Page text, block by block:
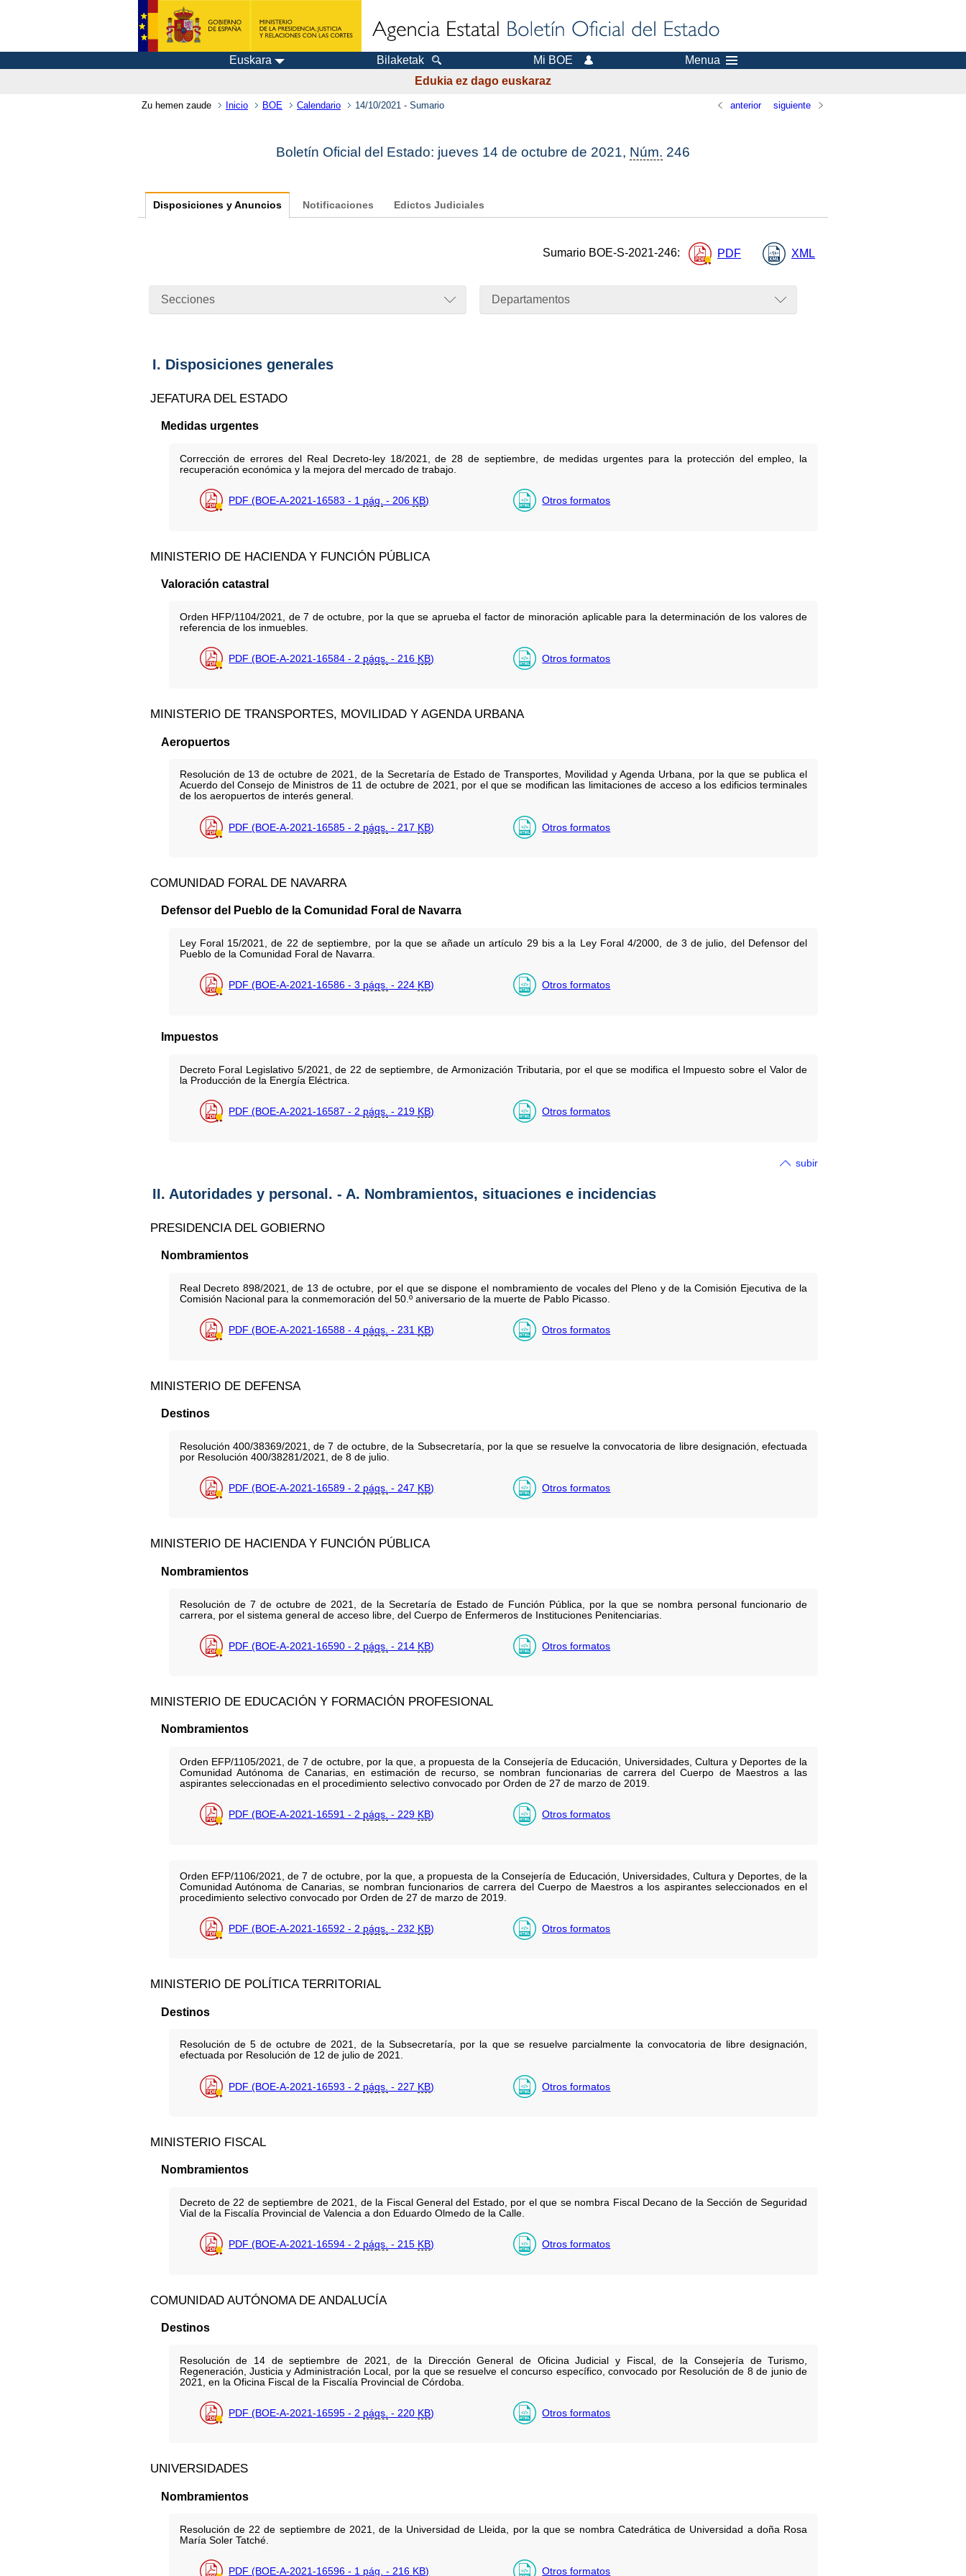
Euskara Bilaketak Mi BOE
Menua
Edukia ez dago euskaraz
Zu hemen zaude Inicio BOE Calendario 14/10/2021 - Sumario anterior siguiente
Boletín Oficial del Estado: jueves 14 de octubre de 2021, Núm. 246
Disposiciones y Anuncios Notificaciones Edictos Judiciales
Sumario BOE-S-2021-246: PDF XML
Secciones Departamentos
I. Disposiciones generales
JEFATURA DEL ESTADO
Medidas urgentes
Corrección de errores del Real Decreto-ley 18/2021, de 28 de septiembre, de medidas urgentes para la protección del empleo, la
recuperación económica y la mejora del mercado de trabajo.
PDF (BOE-A-2021-16583 - 1 pág. - 206 KB) Otros formatos
MINISTERIO DE HACIENDA Y FUNCIÓN PÚBLICA
Valoración catastral
Orden HFP/1104/2021, de 7 de octubre, por la que se aprueba el factor de minoración aplicable para la determinación de los valores de
referencia de los inmuebles.
PDF (BOE-A-2021-16584 - 2 págs. - 216 KB) Otros formatos
MINISTERIO DE TRANSPORTES, MOVILIDAD Y AGENDA URBANA
Aeropuertos
Resolución de 13 de octubre de 2021, de la Secretaría de Estado de Transportes, Movilidad y Agenda Urbana, por la que se publica el
Acuerdo del Consejo de Ministros de 11 de octubre de 2021, por el que se modifican las limitaciones de acceso a los edificios terminales
de los aeropuertos de interés general.
PDF (BOE-A-2021-16585 - 2 págs. - 217 KB) Otros formatos
COMUNIDAD FORAL DE NAVARRA
Defensor del Pueblo de la Comunidad Foral de Navarra
Ley Foral 15/2021, de 22 de septiembre, por la que se añade un artículo 29 bis a la Ley Foral 4/2000, de 3 de julio, del Defensor del
Pueblo de la Comunidad Foral de Navarra.
PDF (BOE-A-2021-16586 - 3 págs. - 224 KB) Otros formatos
Impuestos
Decreto Foral Legislativo 5/2021, de 22 de septiembre, de Armonización Tributaria, por el que se modifica el Impuesto sobre el Valor de
la Producción de la Energía Eléctrica.
PDF (BOE-A-2021-16587 - 2 págs. - 219 KB) Otros formatos
subir
II. Autoridades y personal. - A. Nombramientos, situaciones e incidencias
PRESIDENCIA DEL GOBIERNO
Nombramientos
Real Decreto 898/2021, de 13 de octubre, por el que se dispone el nombramiento de vocales del Pleno y de la Comisión Ejecutiva de la
Comisión Nacional para la conmemoración del 50.º aniversario de la muerte de Pablo Picasso.
PDF (BOE-A-2021-16588 - 4 págs. - 231 KB) Otros formatos
MINISTERIO DE DEFENSA
Destinos
Resolución 400/38369/2021, de 7 de octubre, de la Subsecretaría, por la que se resuelve la convocatoria de libre designación, efectuada
por Resolución 400/38281/2021, de 8 de julio.
PDF (BOE-A-2021-16589 - 2 págs. - 247 KB) Otros formatos
MINISTERIO DE HACIENDA Y FUNCIÓN PÚBLICA
Nombramientos
Resolución de 7 de octubre de 2021, de la Secretaría de Estado de Función Pública, por la que se nombra personal funcionario de
carrera, por el sistema general de acceso libre, del Cuerpo de Enfermeros de Instituciones Penitenciarias.
PDF (BOE-A-2021-16590 - 2 págs. - 214 KB) Otros formatos
MINISTERIO DE EDUCACIÓN Y FORMACIÓN PROFESIONAL
Nombramientos
Orden EFP/1105/2021, de 7 de octubre, por la que, a propuesta de la Consejería de Educación, Universidades, Cultura y Deportes de la
Comunidad Autónoma de Canarias, en estimación de recurso, se nombran funcionarias de carrera del Cuerpo de Maestros a las
aspirantes seleccionadas en el procedimiento selectivo convocado por Orden de 27 de marzo de 2019.
PDF (BOE-A-2021-16591 - 2 págs. - 229 KB) Otros formatos
Orden EFP/1106/2021, de 7 de octubre, por la que, a propuesta de la Consejería de Educación, Universidades, Cultura y Deportes, de la
Comunidad Autónoma de Canarias, se nombran funcionarios de carrera del Cuerpo de Maestros a los aspirantes seleccionados en el
procedimiento selectivo convocado por Orden de 27 de marzo de 2019.
PDF (BOE-A-2021-16592 - 2 págs. - 232 KB) Otros formatos
MINISTERIO DE POLÍTICA TERRITORIAL
Destinos
Resolución de 5 de octubre de 2021, de la Subsecretaría, por la que se resuelve parcialmente la convocatoria de libre designación,
efectuada por Resolución de 12 de julio de 2021.
PDF (BOE-A-2021-16593 - 2 págs. - 227 KB) Otros formatos
MINISTERIO FISCAL
Nombramientos
Decreto de 22 de septiembre de 2021, de la Fiscal General del Estado, por el que se nombra Fiscal Decano de la Sección de Seguridad
Vial de la Fiscalía Provincial de Valencia a don Eduardo Olmedo de la Calle.
PDF (BOE-A-2021-16594 - 2 págs. - 215 KB) Otros formatos
COMUNIDAD AUTÓNOMA DE ANDALUCÍA
Destinos
Resolución de 14 de septiembre de 2021, de la Dirección General de Oficina Judicial y Fiscal, de la Consejería de Turismo,
Regeneración, Justicia y Administración Local, por la que se resuelve el concurso específico, convocado por Resolución de 8 de junio de
2021, en la Oficina Fiscal de la Fiscalía Provincial de Córdoba.
PDF (BOE-A-2021-16595 - 2 págs. - 220 KB) Otros formatos
UNIVERSIDADES
Nombramientos
Resolución de 22 de septiembre de 2021, de la Universidad de Lleida, por la que se nombra Catedrática de Universidad a doña Rosa
María Soler Tatché.
PDF (BOE-A-2021-16596 - 1 pág. - 216 KB) Otros formatos